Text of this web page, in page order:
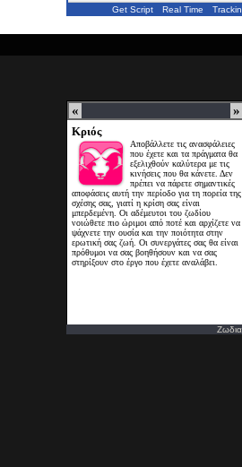
Get Script Real Time
Ζωδια